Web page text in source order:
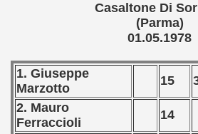
Casaltone Di
(Parma)
01.05.1978
1. Giuseppe
Marzotto
15
2. Mauro
Ferraccioli
14